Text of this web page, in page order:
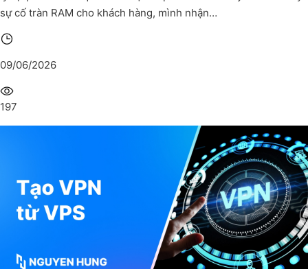
sự cố tràn RAM cho khách hàng, mình nhận…
09/06/2026
197